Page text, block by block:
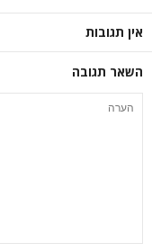
אין תגובות
השאר תגובה